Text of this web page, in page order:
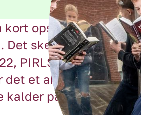
opsummering af
sker med afsæt i
PIRLS 2021 og
det et aktuelt billede
på nye